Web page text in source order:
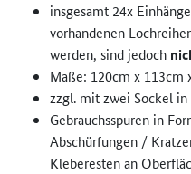
insgesamt 24x
vorhandenen
werden, sind jedoch
Maße: 120cm x 113cm
zzgl. mit zwei Sockel
Gebrauchsspuren in
Abschürfungen /
Kleberesten an